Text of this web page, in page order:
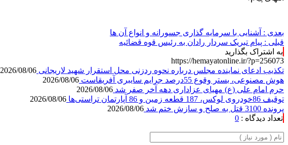
بعدی : آشنایی با سرمایه گذاری جسورانه و انواع آن ها
قبلی : پیام تبریک سردار رادان به رئیس قوه قضائیه
به اشتراک بگذارید
https://hemayatonline.ir/?p=256073
تکذیب ادعای نماینده مجلس درباره نحوه ردزنی محل استقرار شهید لاریجانی 2026/08/06
هوش مصنوعی، بستر وقوع 55درصد جرایم سایبری آفریقاست
2026/08/06
حرم امام علی (ع) مهیای عزاداری دهه آخر صفر شد 2026/08/06
توقیف 86خودروی لوکس، 187 قطعه زمین و 86 آپارتمان تراستی‌ها
2026/08/06
پرونده 3100 قتل به صلح و سازش ختم شد
2026/08/06
تعداد دیدگاه : 0